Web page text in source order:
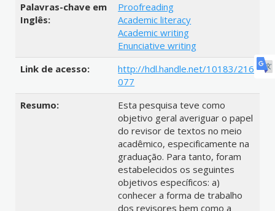
Palavras-chave em
Inglês:
Proofreading
Academic literacy
Academic writing
Enunciative writing
Link de acesso:
http://hdl.handle.net/10183/216
077
Resumo:
Esta pesquisa teve como
objetivo geral averiguar o papel
do revisor de textos no meio
acadêmico, especificamente na
graduação. Para tanto, foram
estabelecidos os seguintes
objetivos específicos: a)
conhecer a forma de trabalho
dos revisores bem como a